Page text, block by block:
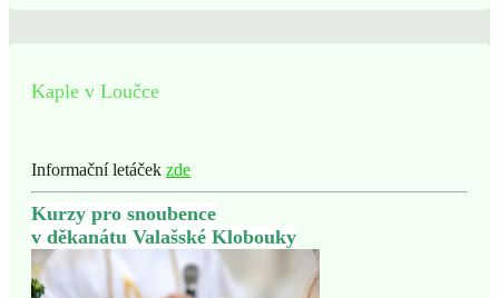
Kaple v Loučce
Informační letáček zde
Kurzy pro snoubence
v děkanátu Valašské Klobouky